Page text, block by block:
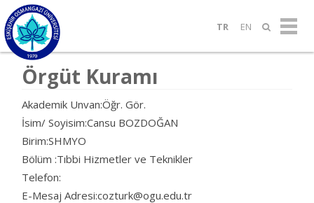
TR EN
Örgüt Kuramı
Akademik Unvan:Öğr. Gör.
İsim/ Soyisim:Cansu BOZDOĞAN
Birim:SHMYO
Bölüm :Tıbbi Hizmetler ve Teknikler
Telefon:
E-Mesaj Adresi:cozturk@ogu.edu.tr